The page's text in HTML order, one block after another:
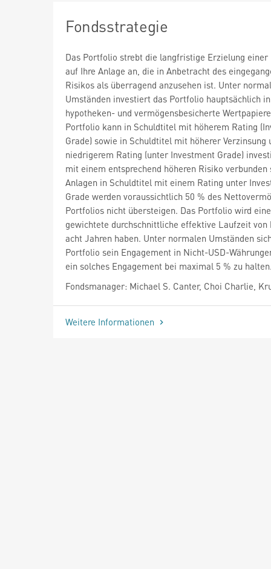
Fondsstrategie
Das Portfolio strebt die langfristige Erzielung einer
auf Ihre Anlage an, die in Anbetracht des
Risikos als überragend anzusehen ist. Unter
Umständen investiert das Portfolio hauptsächlich in
hypotheken- und vermögensbesicherte
Portfolio kann in Schuldtitel mit höherem Rating
Grade) sowie in Schuldtitel mit höherer Verzinsung
niedrigerem Rating (unter Investment Grade)
mit einem entsprechend höheren Risiko verbunden
Anlagen in Schuldtitel mit einem Rating unter
Grade werden voraussichtlich 50 % des
Portfolios nicht übersteigen. Das Portfolio wird eine
gewichtete durchschnittliche effektive Laufzeit von
acht Jahren haben. Unter normalen Umständen
Portfolio sein Engagement in Nicht-USD-
ein solches Engagement bei maximal 5 % zu
Fondsmanager: Michael S. Canter, Choi Charlie,
Weitere Informationen